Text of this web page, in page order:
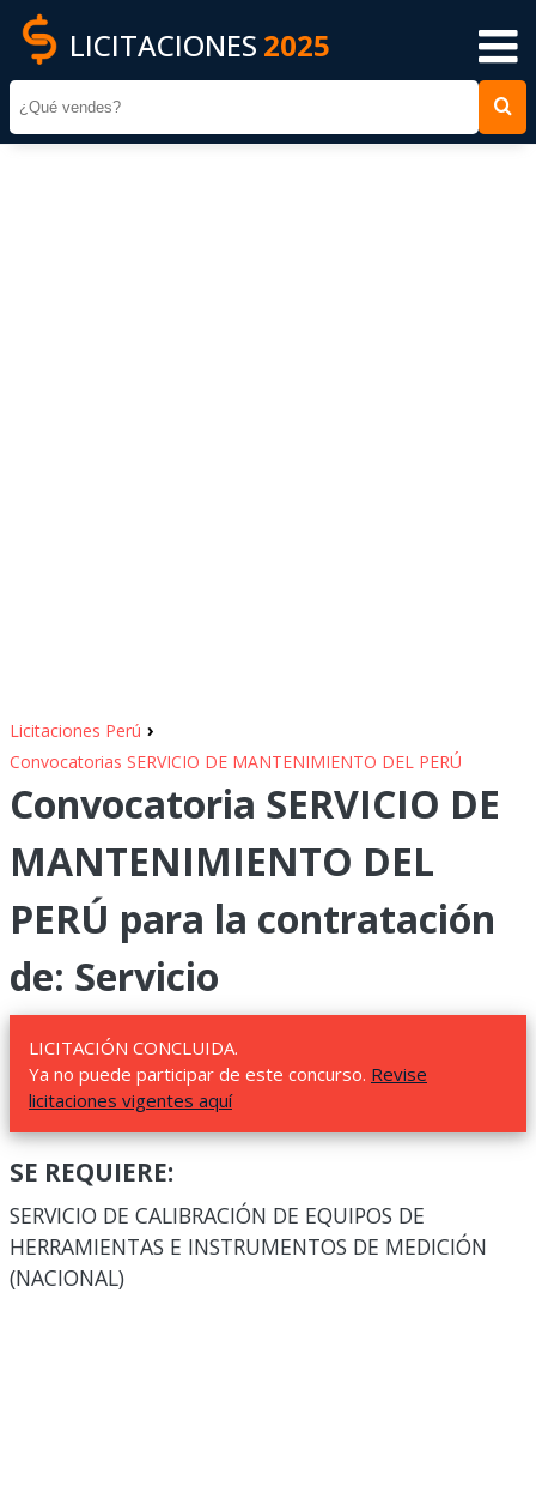
LICITACIONES 2025
Licitaciones Perú ›
Convocatorias SERVICIO DE MANTENIMIENTO DEL PERÚ
Convocatoria SERVICIO DE
MANTENIMIENTO DEL
PERÚ para la contratación
de: Servicio
LICITACIÓN CONCLUIDA.
Ya no puede participar de este concurso. Revise
licitaciones vigentes aquí
SE REQUIERE:
SERVICIO DE CALIBRACIÓN DE EQUIPOS DE
HERRAMIENTAS E INSTRUMENTOS DE MEDICIÓN
(NACIONAL)